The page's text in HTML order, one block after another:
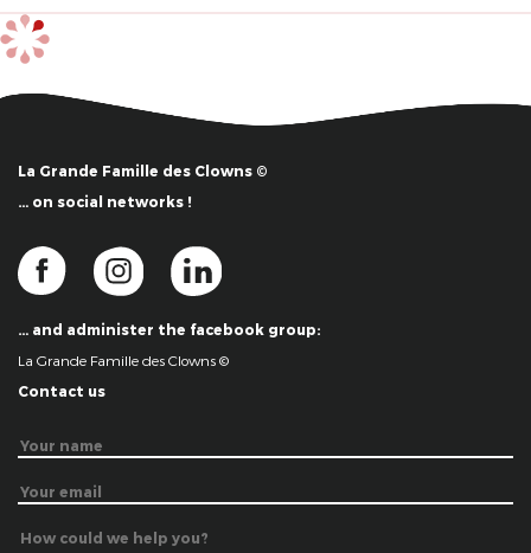
La Grande Famille des Clowns ©
… on social networks !
… and administer the facebook group:
La Grande Famille des Clowns ©
Contact us